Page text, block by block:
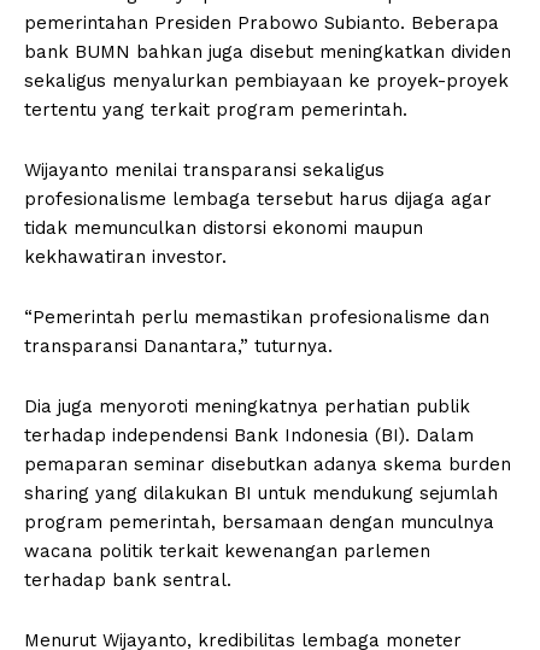
pemerintahan Presiden Prabowo Subianto. Beberapa
bank BUMN bahkan juga disebut meningkatkan dividen
sekaligus menyalurkan pembiayaan ke proyek-proyek
tertentu yang terkait program pemerintah.
Wijayanto menilai transparansi sekaligus
profesionalisme lembaga tersebut harus dijaga agar
tidak memunculkan distorsi ekonomi maupun
kekhawatiran investor.
“Pemerintah perlu memastikan profesionalisme dan
transparansi Danantara,” tuturnya.
Dia juga menyoroti meningkatnya perhatian publik
terhadap independensi Bank Indonesia (BI). Dalam
pemaparan seminar disebutkan adanya skema burden
sharing yang dilakukan BI untuk mendukung sejumlah
program pemerintah, bersamaan dengan munculnya
wacana politik terkait kewenangan parlemen
terhadap bank sentral.
Menurut Wijayanto, kredibilitas lembaga moneter